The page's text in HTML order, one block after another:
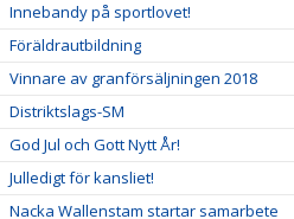
Innebandy på sportlovet!
Föräldrautbildning
Vinnare av granförsäljningen 2018
Distriktslags-SM
God Jul och Gott Nytt År!
Julledigt för kansliet!
Nacka Wallenstam startar samarbete